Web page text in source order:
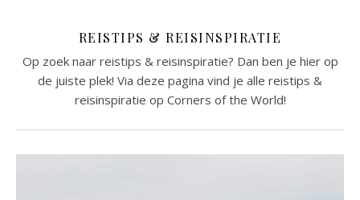
REISTIPS & REISINSPIRATIE
Op zoek naar reistips & reisinspiratie? Dan ben je hier op
de juiste plek! Via deze pagina vind je alle reistips &
reisinspiratie op Corners of the World!